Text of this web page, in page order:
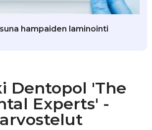
hampaiden laminointi
Dentopol 'The
Experts' -
arvostelut